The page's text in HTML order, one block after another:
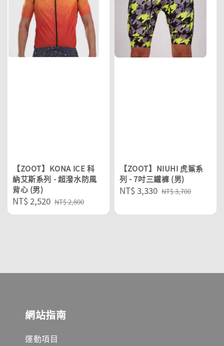
【ZOOT】KONA ICE 科
納艾斯系列 - 超潑水防風
背心 (男)
Sale
price
NT$ 2,520 Regular
price
NT$ 2,800
【ZOOT】NIUHI 虎鯊系
列 - 7吋三鐵褲 (男)
Sale
NT$ 3,330 Regular
NT$ 3,700
網站指南
運動項目